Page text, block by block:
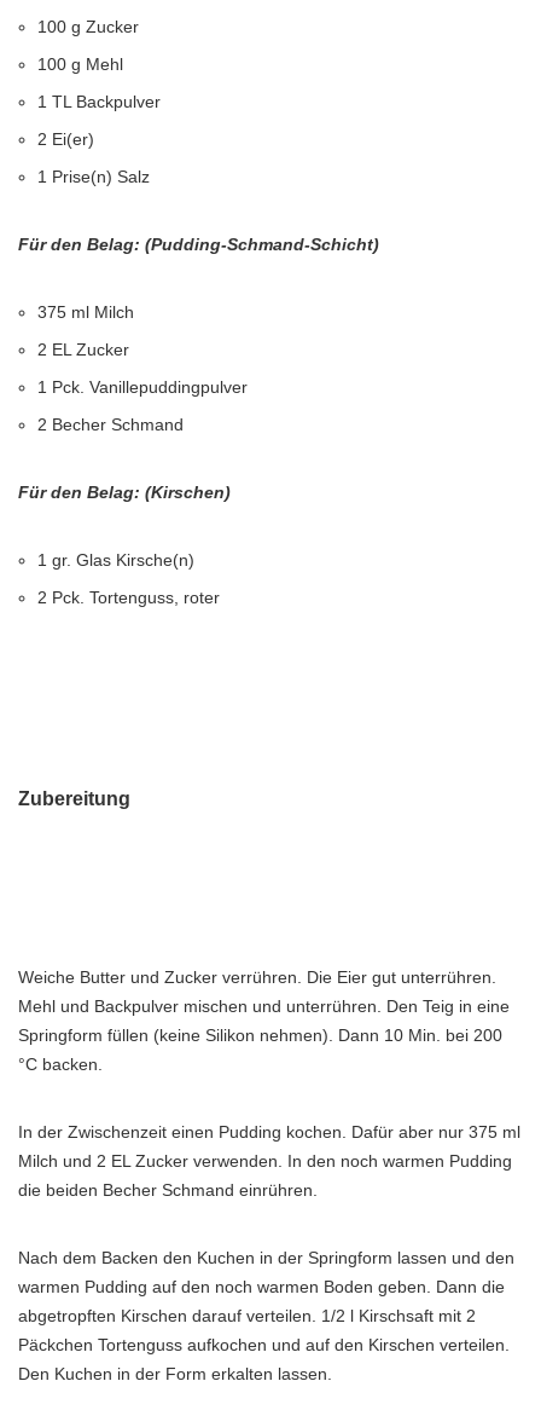
100 g Zucker
100 g Mehl
1 TL Backpulver
2 Ei(er)
1 Prise(n) Salz
Für den Belag: (Pudding-Schmand-Schicht)
375 ml Milch
2 EL Zucker
1 Pck. Vanillepuddingpulver
2 Becher Schmand
Für den Belag: (Kirschen)
1 gr. Glas Kirsche(n)
2 Pck. Tortenguss, roter
Zubereitung
Weiche Butter und Zucker verrühren. Die Eier gut unterrühren.
Mehl und Backpulver mischen und unterrühren. Den Teig in eine
Springform füllen (keine Silikon nehmen). Dann 10 Min. bei 200
°C backen.
In der Zwischenzeit einen Pudding kochen. Dafür aber nur 375 ml
Milch und 2 EL Zucker verwenden. In den noch warmen Pudding
die beiden Becher Schmand einrühren.
Nach dem Backen den Kuchen in der Springform lassen und den
warmen Pudding auf den noch warmen Boden geben. Dann die
abgetropften Kirschen darauf verteilen. 1/2 l Kirschsaft mit 2
Päckchen Tortenguss aufkochen und auf den Kirschen verteilen.
Den Kuchen in der Form erkalten lassen.